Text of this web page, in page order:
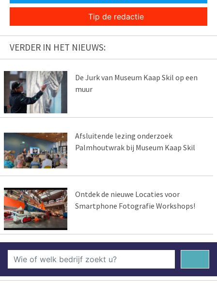
Tip de redactie
VERDER IN HET NIEUWS:
De Jurk van Museum Kaap Skil op een
muur
Afsluitende lezing onderzoek
Palmhoutwrak bij Museum Kaap Skil
Ontdek de nieuwe Locaties voor
Smartphone Fotografie Workshops!